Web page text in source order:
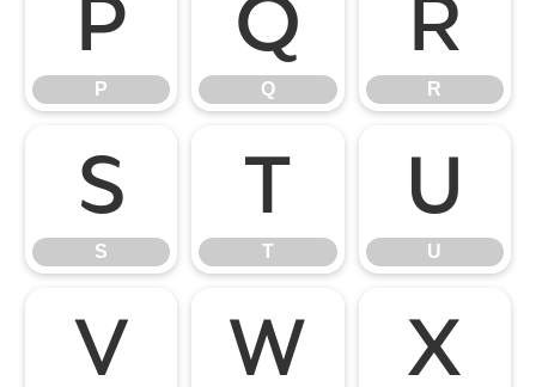
P
P
Q
Q
R
R
S
S
T
T
U
U
V W X